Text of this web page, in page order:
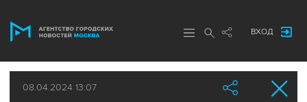
ВХОД
08.04.2024 13:07